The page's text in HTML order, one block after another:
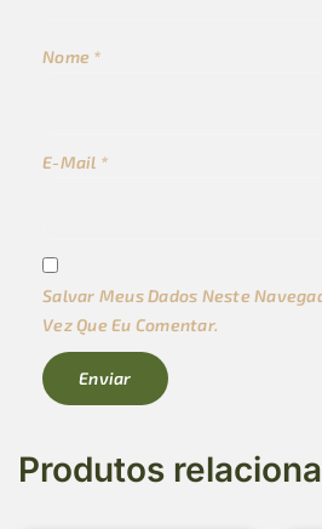
Nome *
E-Mail *
Salvar Meus Dados Neste
Vez Que Eu Comentar.
Produtos